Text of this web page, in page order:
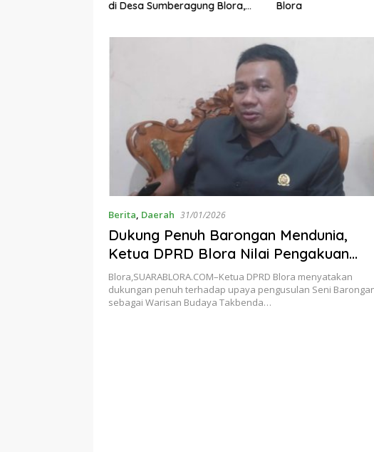
di Desa Sumberagung Blora,
Blora
Berita, Daerah 31/01/2026
Dukung Penuh Barongan Mendunia,
Ketua DPRD Blora Nilai Pengakuan
UNESCO Perkuat Identitas Budaya
Daerah
Blora,SUARABLORA.COM–Ketua DPRD Blora menyatakan
dukungan penuh terhadap upaya pengusulan Seni
sebagai Warisan Budaya Takbenda…